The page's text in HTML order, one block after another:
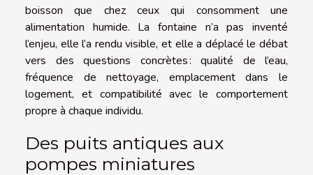
boisson que chez ceux qui consomment une
alimentation humide. La fontaine n’a pas inventé
l’enjeu, elle l’a rendu visible, et elle a déplacé le débat
vers des questions concrètes : qualité de l’eau,
fréquence de nettoyage, emplacement dans le
logement, et compatibilité avec le comportement
propre à chaque individu.
Des puits antiques aux
pompes miniatures